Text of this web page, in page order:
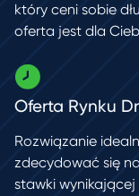
który ceni sobie
oferta jest dla
Oferta Rynku
Rozwiązanie
zdecydować się
stawki